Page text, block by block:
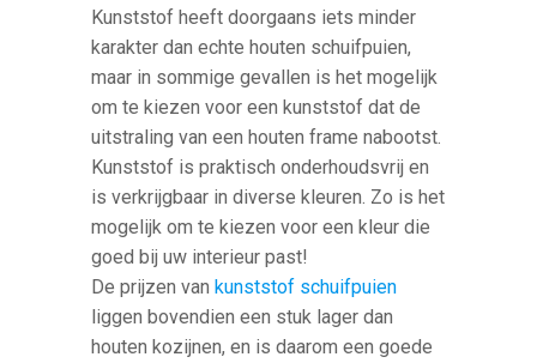
Kunststof heeft doorgaans iets minder
karakter dan echte houten schuifpuien,
maar in sommige gevallen is het mogelijk
om te kiezen voor een kunststof dat de
uitstraling van een houten frame nabootst.
Kunststof is praktisch onderhoudsvrij en
is verkrijgbaar in diverse kleuren. Zo is het
mogelijk om te kiezen voor een kleur die
goed bij uw interieur past!
De prijzen vankunststof schuifpuien
liggen bovendien een stuk lager dan
houten kozijnen, en is daarom een goede